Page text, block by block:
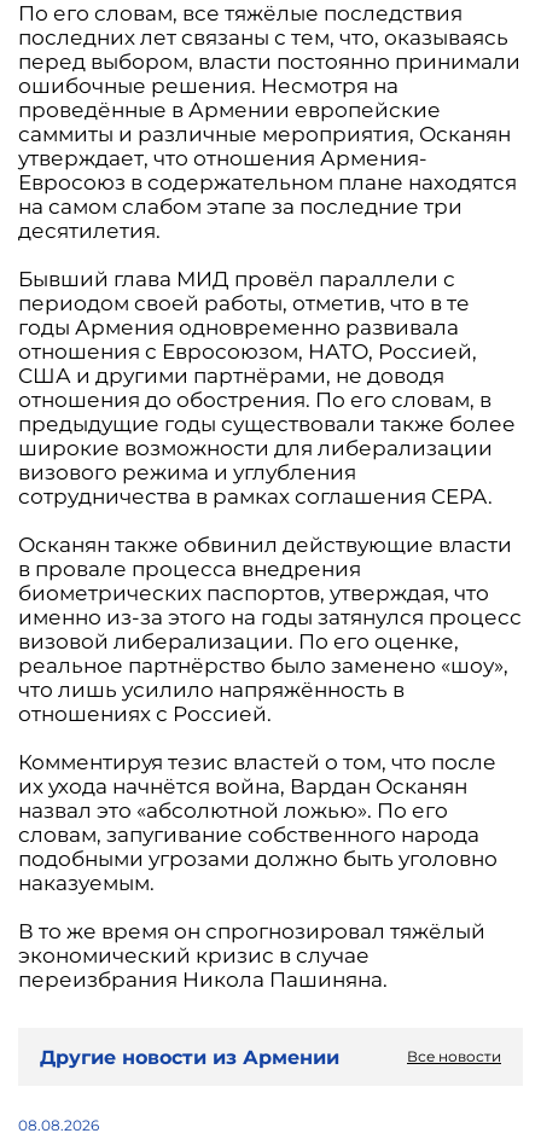
По его словам, все тяжёлые последствия
последних лет связаны с тем, что, оказываясь
перед выбором, власти постоянно принимали
ошибочные решения. Несмотря на
проведённые в Армении европейские
саммиты и различные мероприятия, Осканян
утверждает, что отношения Армения-
Евросоюз в содержательном плане находятся
на самом слабом этапе за последние три
десятилетия.
Бывший глава МИД провёл параллели с
периодом своей работы, отметив, что в те
годы Армения одновременно развивала
отношения с Евросоюзом, НАТО, Россией,
США и другими партнёрами, не доводя
отношения до обострения. По его словам, в
предыдущие годы существовали также более
широкие возможности для либерализации
визового режима и углубления
сотрудничества в рамках соглашения CEPA.
Осканян также обвинил действующие власти
в провале процесса внедрения
биометрических паспортов, утверждая, что
именно из-за этого на годы затянулся процесс
визовой либерализации. По его оценке,
реальное партнёрство было заменено «шоу»,
что лишь усилило напряжённость в
отношениях с Россией.
Комментируя тезис властей о том, что после
их ухода начнётся война, Вардан Осканян
назвал это «абсолютной ложью». По его
словам, запугивание собственного народа
подобными угрозами должно быть уголовно
наказуемым.
В то же время он спрогнозировал тяжёлый
экономический кризис в случае
переизбрания Никола Пашиняна.
Другие новости из Армении Все новости
08.08.2026